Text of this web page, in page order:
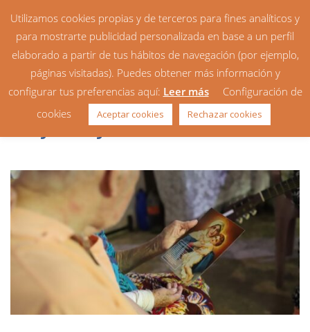
La parroquia acompaña a los
mayores y enfermos
Utilizamos cookies propias y de terceros para fines analíticos y
para mostrarte publicidad personalizada en base a un perfil
elaborado a partir de tus hábitos de navegación (por ejemplo,
páginas visitadas). Puedes obtener más información y
configurar tus preferencias aquí: Leer más
Configuración de
cookies
Aceptar cookies Rechazar cookies